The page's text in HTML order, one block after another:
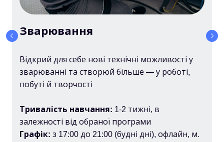
Зварювання
Відкрий для себе нові технічні можливості у
зварюванні та створюй більше — у роботі,
побуті й творчості
Тривалість навчання: 1-2 тижні, в
залежності від обраної програми
Графік: з 17:00 до 21:00 (будні дні), офлайн, м.